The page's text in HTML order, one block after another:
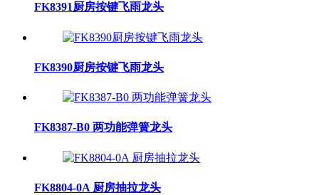
FK8391厨房按键飞雨龙头
FK8390厨房按键飞雨龙头
FK8387-B0 两功能弹簧龙头
FK8804-0A 厨房抽拉龙头